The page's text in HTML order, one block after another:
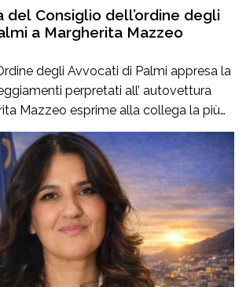
del Consiglio dell’ordine degli
a Margherita Mazzeo
degli Avvocati di Palmi appresa la
perpretati all’ autovettura
Mazzeo esprime alla collega la più
atto vandalico inaccettabile,
non solo alla sua proprietà
na anche alla nostra professione.In
delicato per la collega, certi di
[…]